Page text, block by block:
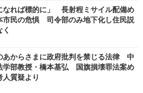
なれば標的に」 長射程ミサイル配備め
市民の危惧 司令部のみ地下化し住民説
く
あからさまに政府批判を禁じる法律 中
学部教授・橋本基弘 国旗損壊罪法案め
人質疑より